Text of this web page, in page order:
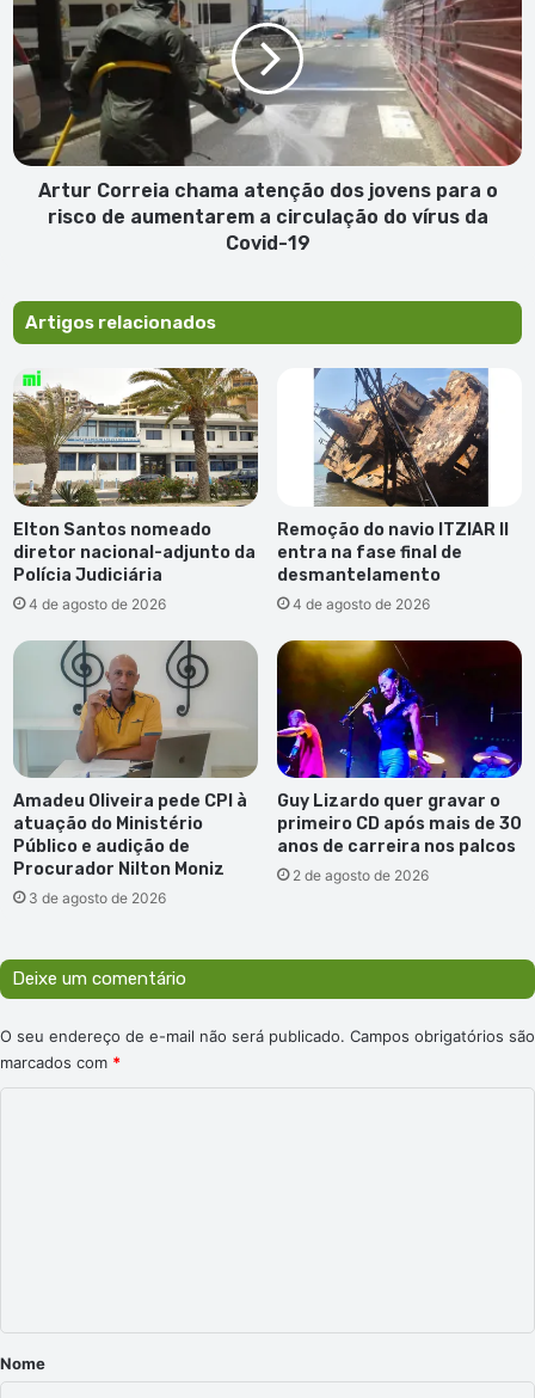
chama
atenção
dos
jovens
para
o
risco
aumentarem
vírus
da
19
Artur Correia chama atenção dos jovens para o
risco de aumentarem a circulação do vírus da
Covid-19
Artigos relacionados
Elton Santos nomeado
diretor nacional-adjunto da
Polícia Judiciária
4 de agosto de 2026
Remoção do navio ITZIAR II
entra na fase final de
desmantelamento
4 de agosto de 2026
Amadeu Oliveira pede CPI à
atuação do Ministério
Público e audição de
Procurador Nilton Moniz
3 de agosto de 2026
Guy Lizardo quer gravar o
primeiro CD após mais de 30
anos de carreira nos palcos
2 de agosto de 2026
Deixe um comentário
O seu endereço de e-mail não será publicado. Campos obrigatórios são
marcados com *
r
Nome